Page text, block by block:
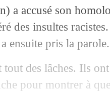
a accusé son
des insultes
ensuite pris la parole.
tout des lâches. Ils
pour montrer à
amer
communiqué de